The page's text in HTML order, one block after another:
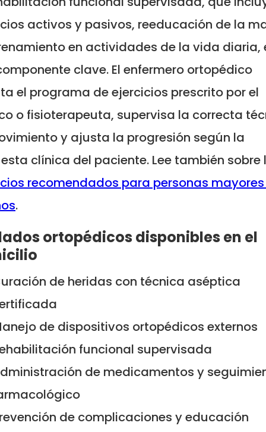
activos y pasivos, reeducación de la
en actividades de la vida diaria,
clave. El enfermero ortopédico
el programa de ejercicios prescrito por el
o fisioterapeuta, supervisa la correcta
y ajusta la progresión según la
clínica del paciente. Lee también sobre
recomendados para personas
.
ortopédicos disponibles en el
de heridas con técnica aséptica
de dispositivos ortopédicos externos
funcional supervisada
de medicamentos y
de complicaciones y educación